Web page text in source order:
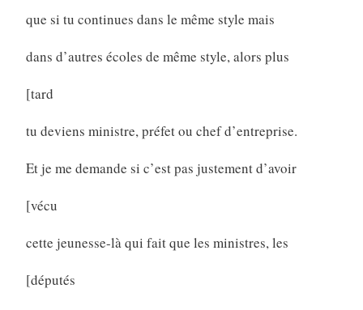
que si tu continues dans le même style mais
dans d’autres écoles de même style, alors plus
[tard
tu deviens ministre, préfet ou chef d’entreprise.
Et je me demande si c’est pas justement d’avoir
[vécu
cette jeunesse-là qui fait que les ministres, les
[députés